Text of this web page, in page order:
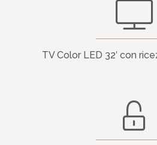
TV Color LED 32′ con